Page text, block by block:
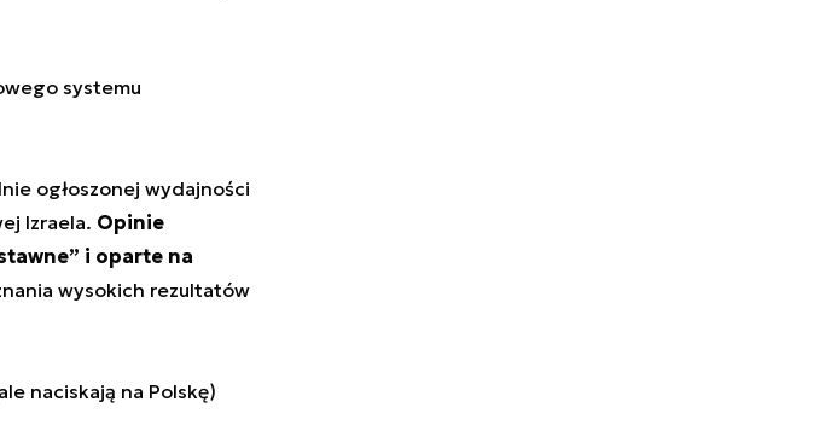
systemu
ogłoszonej wydajności
Izraela. Opinie
i oparte na
wysokich rezultatów
naciskają na Polskę)